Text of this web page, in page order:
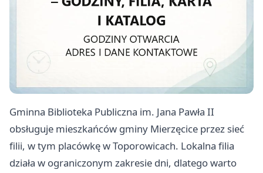
Gminna Biblioteka Publiczna im. Jana Pawła II
obsługuje mieszkańców gminy Mierzęcice przez sieć
filii, w tym placówkę w Toporowicach. Lokalna filia
działa w ograniczonym zakresie dni, dlatego warto